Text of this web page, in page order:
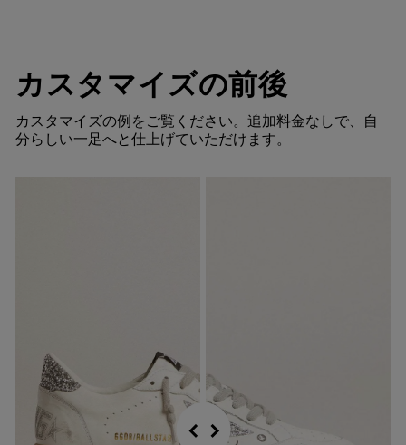
カスタマイズの前後
カスタマイズの例をご覧ください。追加料金なしで、自
分らしい一足へと仕上げていただけます。